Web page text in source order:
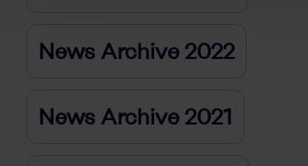
News Archive 2022
News Archive 2021